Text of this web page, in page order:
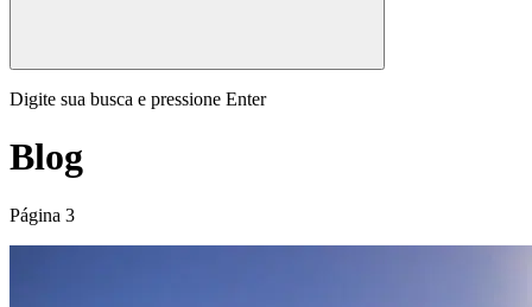
Digite sua busca e pressione Enter
Blog
Página 3